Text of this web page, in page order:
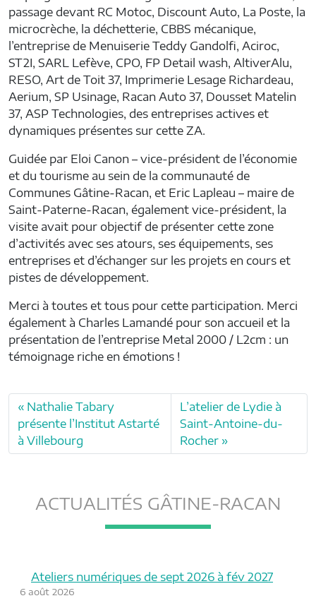
passage devant RC Motoc, Discount Auto, La Poste, la
microcrèche, la déchetterie, CBBS mécanique,
l’entreprise de Menuiserie Teddy Gandolfi, Aciroc,
ST2I, SARL Lefève, CPO, FP Detail wash, AltiverAlu,
RESO, Art de Toit 37, Imprimerie Lesage Richardeau,
Aerium, SP Usinage, Racan Auto 37, Dousset Matelin
37, ASP Technologies, des entreprises actives et
dynamiques présentes sur cette ZA.
Guidée par Eloi Canon – vice-président de l’économie
et du tourisme au sein de la communauté de
Communes Gâtine-Racan, et Eric Lapleau – maire de
Saint-Paterne-Racan, également vice-président, la
visite avait pour objectif de présenter cette zone
d’activités avec ses atours, ses équipements, ses
entreprises et d’échanger sur les projets en cours et
pistes de développement.
Merci à toutes et tous pour cette participation. Merci
également à Charles Lamandé pour son accueil et la
présentation de l’entreprise Metal 2000 / L2cm : un
témoignage riche en émotions !
Nathalie Tabary
présente l’Institut Astarté
à Villebourg
L’atelier de Lydie à
Saint-Antoine-du-
Rocher
ACTUALITÉS GÂTINE-RACAN
Ateliers numériques de sept 2026 à fév 2027
6 août 2026